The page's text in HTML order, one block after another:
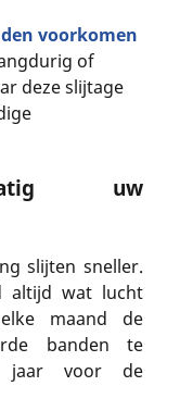
voorkomen
of
deze slijtage
uw
slijten sneller.
altijd wat lucht
maand de
banden te
jaar voor de